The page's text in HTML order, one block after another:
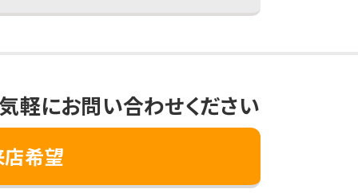
軽にお問い合わせください
希望